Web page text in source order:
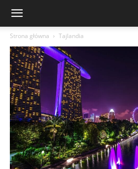
Strona główna Tajlandia